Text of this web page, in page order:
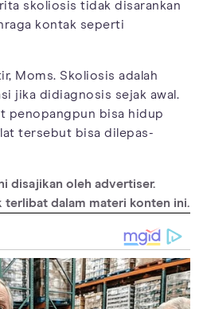
skoliosis tidak disarankan
kontak seperti
Moms. Skoliosis adalah
jika didiagnosis sejak awal.
penopangpun bisa hidup
tersebut bisa dilepas-
disajikan oleh advertiser.
terlibat dalam materi konten ini.